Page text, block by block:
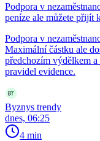
Podpora v
peníze ale můžete přijít
Podpora v
Maximální částku ale
předchozím výdělkem
pravidel evidence.
Byznys trendy
dnes, 06:25
4 min